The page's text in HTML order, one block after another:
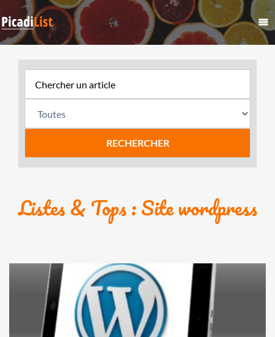
Listes & Tops : Site wordpress